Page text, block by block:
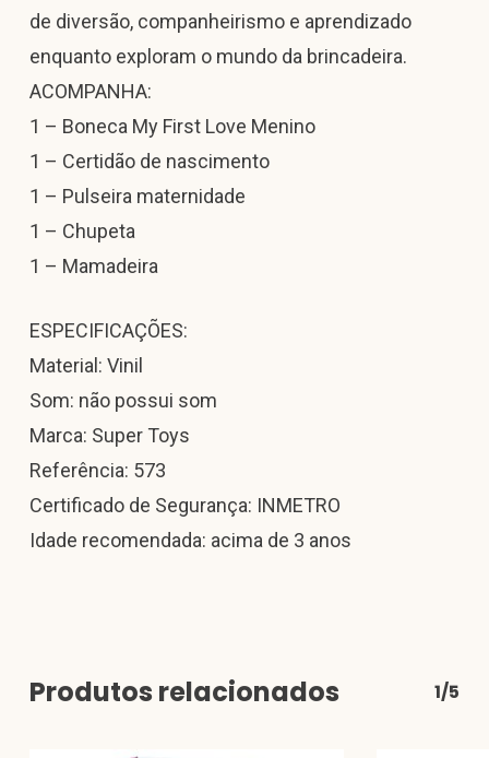
de diversão, companheirismo e aprendizado
enquanto exploram o mundo da brincadeira.
ACOMPANHA:
1 – Boneca My First Love Menino
1 – Certidão de nascimento
1 – Pulseira maternidade
1 – Chupeta
1 – Mamadeira
ESPECIFICAÇÕES:
Material: Vinil
Som: não possui som
Marca: Super Toys
Referência: 573
Certificado de Segurança: INMETRO
Idade recomendada: acima de 3 anos
Produtos relacionados 1/5